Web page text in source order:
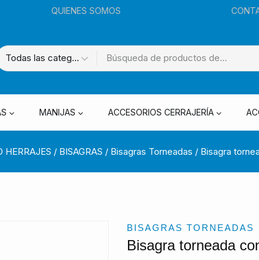
QUIENES SOMOS
MANIJAS ACCESORIOS CERRAJERÍA
HERRAJES / BISAGRAS / Bisagras Torneadas / Bisagra
BISAGRAS TORNEADAS
Bisagra torneada